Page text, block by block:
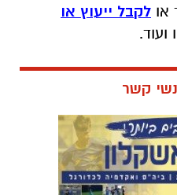
או לקבל ייעוץ או
ועוד.
קשר